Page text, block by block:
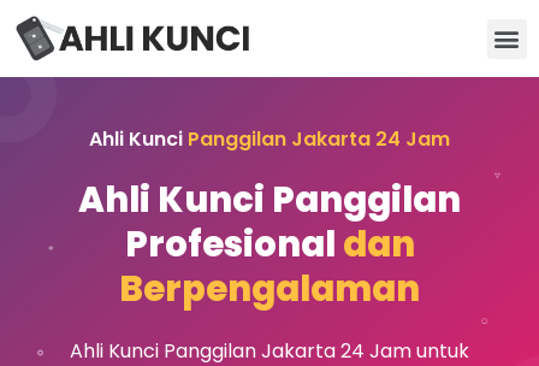
Ahli Kunci Panggilan Jakarta 24 Jam
Ahli Kunci Panggilan
Profesional dan
Berpengalaman
Ahli Kunci Panggilan Jakarta 24 Jam untuk